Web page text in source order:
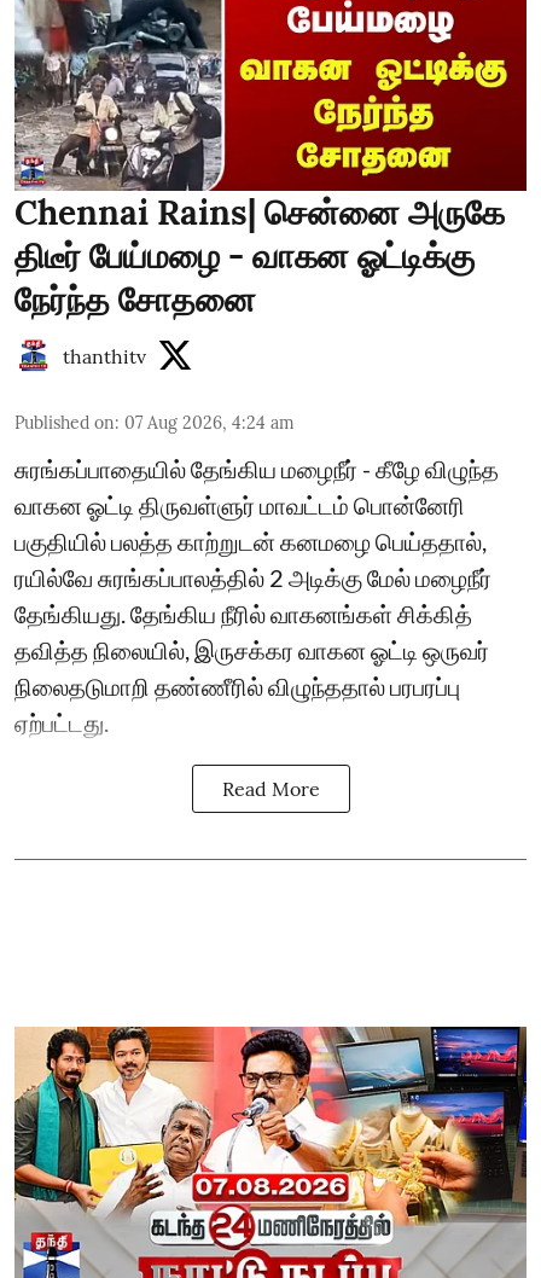
Chennai Rains| சென்னை அருகே
திடீர் பேய்மழை - வாகன ஓட்டிக்கு
நேர்ந்த சோதனை
thanthitv
Published on: 07 Aug 2026, 4:24 am
சுரங்கப்பாதையில் தேங்கிய மழைநீர் - கீழே விழுந்த
வாகன ஓட்டி திருவள்ளுர் மாவட்டம் பொன்னேரி
பகுதியில் பலத்த காற்றுடன் கனமழை பெய்ததால்,
ரயில்வே சுரங்கப்பாலத்தில் 2 அடிக்கு மேல் மழைநீர்
தேங்கியது. தேங்கிய நீரில் வாகனங்கள் சிக்கித்
தவித்த நிலையில், இருசக்கர வாகன ஓட்டி ஒருவர்
நிலைதடுமாறி தண்ணீரில் விழுந்ததால் பரபரப்பு
ஏற்பட்டது.
Read More